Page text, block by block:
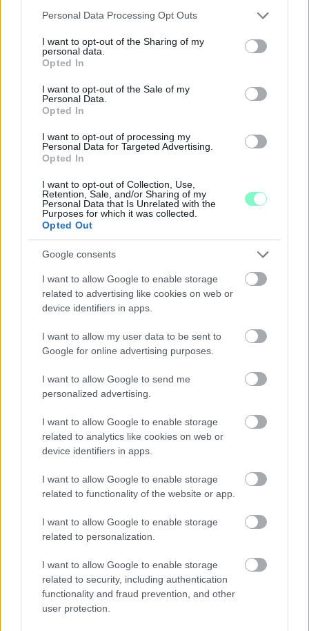
Please note that this website/app uses one or more Google
not limited to your visit or usage behaviour. You may click to
grant or deny consent to Google and its third-party tags to
use your data for below specified purposes in below Google
consent section.
Personal Data Processing Opt Outs
I want to opt-out of the Sharing of my
personal data.
Opted In
I want to opt-out of the Sale of my
Personal Data.
Opted In
I want to opt-out of processing my
Personal Data for Targeted Advertising.
Opted In
I want to opt-out of Collection, Use,
Retention, Sale, and/or Sharing of my
Personal Data that Is Unrelated with the
Purposes for which it was collected.
Opted Out
Google consents
I want to allow Google to enable storage
related to advertising like cookies on web or
device identifiers in apps.
I want to allow my user data to be sent to
Google for online advertising purposes.
I want to allow Google to send me
personalized advertising.
I want to allow Google to enable storage
related to analytics like cookies on web or
device identifiers in apps.
I want to allow Google to enable storage
related to functionality of the website or app.
I want to allow Google to enable storage
related to personalization.
I want to allow Google to enable storage
related to security, including authentication
functionality and fraud prevention, and other
user protection.
SZAKÉRTŐ A DUNA ALACSONY VÍZÁLLÁSÁRÓL: A
VÍZLÉPCSŐ SEM CSODASZER ÖNMAGÁBAN, A
SZÜKSÉG
A BME vízmérnöke szerint a Paksi Atomerőmű helyzetére sem
jelentene automatikus megoldást egy új dunai vízlépcső - a jövő
vízgazdálkodását pedig már a klímamodellekre kell alapozni.
MEGRÁZÓ VIDEÓ BÁBOLNÁRÓL: HAJLÉKTALAN
FÉRFIT BÁNTALMAZTAK ÉS ALÁZTAK MEG - HELYI
INFORMÁCIÓINK SZERINT A RENDŐRSÉG MÁR
INTÉZKEDIK AZ ÜGYBEN
A felvételen egy padon alvó férfit ütnek meg, majd arra
kényszerítik, hogy térdre ereszkedve megcsókolja egyikük
bakancsát.